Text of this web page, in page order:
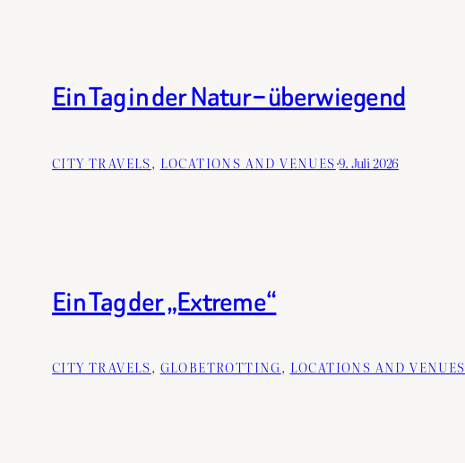
Ein Tag in der Natur – überwiegend
CITY TRAVELS, LOCATIONS AND VENUES·9. Juli 2026
Ein Tag der „Extreme“
CITY TRAVELS, GLOBETROTTING, LOCATIONS AND VENUES